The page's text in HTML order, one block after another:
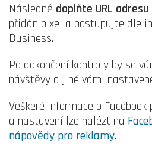
Následně doplňte URL
přidán pixel a postupujte dle
Business.
Po dokončení kontroly by se
návštěvy a jiné vámi
Veškeré informace o
a nastavení lze nalézt na
nápovědy pro reklamy.